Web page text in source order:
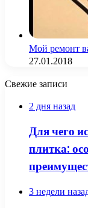
Мой ремонт
27.01.2018
Свежие записи
2 дня назад
Для чего
плитка:
3 недели